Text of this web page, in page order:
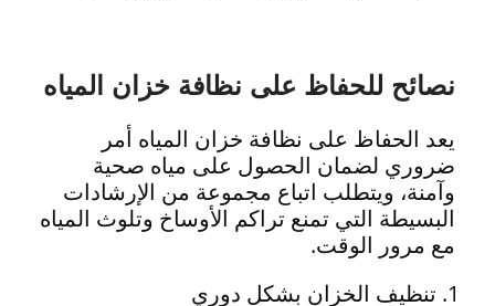
نصائح للحفاظ على نظافة خزان المياه
يعد الحفاظ على نظافة خزان المياه أمر
ضروري لضمان الحصول على مياه صحية
وآمنة، ويتطلب اتباع مجموعة من الإرشادات
البسيطة التي تمنع تراكم الأوساخ وتلوث المياه
مع مرور الوقت.
تنظيف الخزان بشكل دوري